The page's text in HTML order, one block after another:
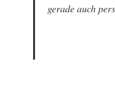
gerade auch